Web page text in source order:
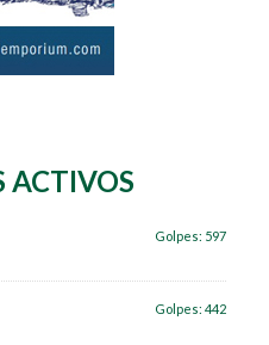
ACTIVOS
Golpes: 597
Golpes: 442